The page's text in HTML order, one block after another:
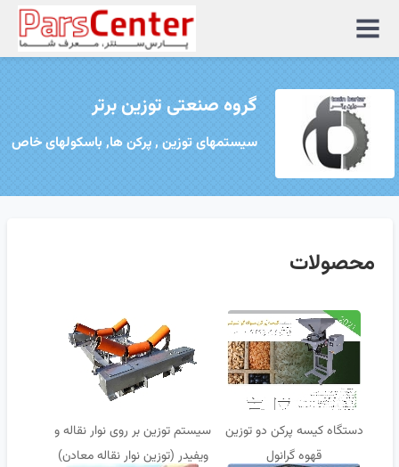
منوی
سایت
گروه صنعتی توزین برتر
سیستمهای توزین , پرکن ها, باسکولهای خاص
محصولات
دستگاه کیسه پرکن دو توزین
قهوه گرانول
سیستم توزین بر روی نوار نقاله و
ویفیدر (توزین نوار نقاله معادن)